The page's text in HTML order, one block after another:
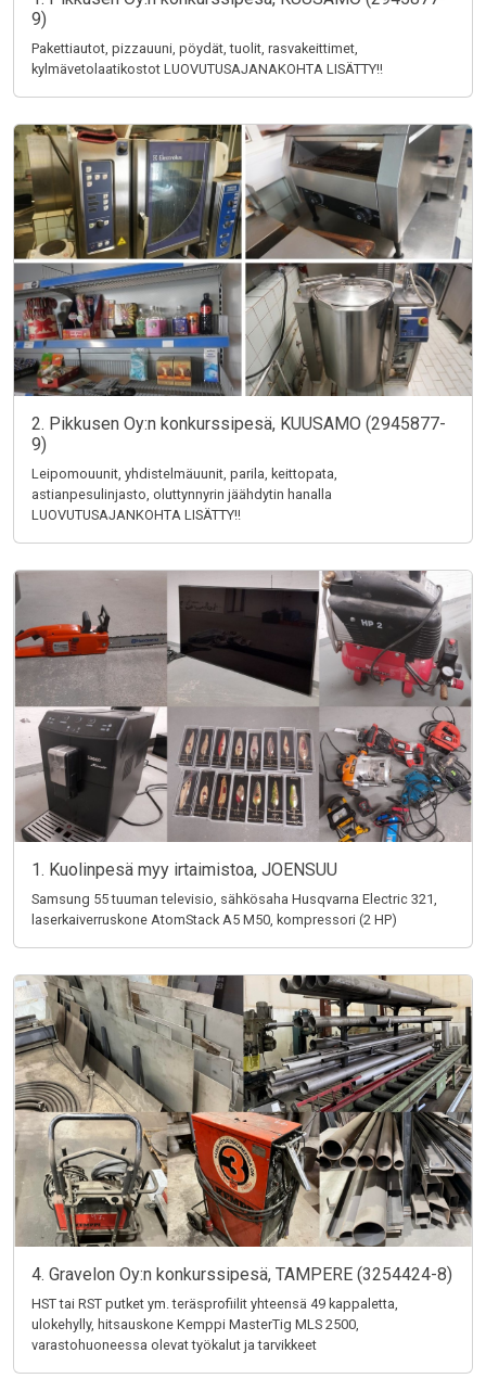
9)
Pakettiautot, pizzauuni, pöydät, tuolit, rasvakeittimet,
kylmävetolaatikostot LUOVUTUSAJANAKOHTA LISÄTTY!!
2. Pikkusen Oy:n konkurssipesä, KUUSAMO (2945877-
9)
Leipomouunit, yhdistelmäuunit, parila, keittopata,
astianpesulinjasto, oluttynnyrin jäähdytin hanalla
LUOVUTUSAJANKOHTA LISÄTTY!!
1. Kuolinpesä myy irtaimistoa, JOENSUU
Samsung 55 tuuman televisio, sähkösaha Husqvarna Electric 321,
laserkaiverruskone AtomStack A5 M50, kompressori (2 HP)
4. Gravelon Oy:n konkurssipesä, TAMPERE (3254424-8)
HST tai RST putket ym. teräsprofiilit yhteensä 49 kappaletta,
ulokehylly, hitsauskone Kemppi MasterTig MLS 2500,
varastohuoneessa olevat työkalut ja tarvikkeet